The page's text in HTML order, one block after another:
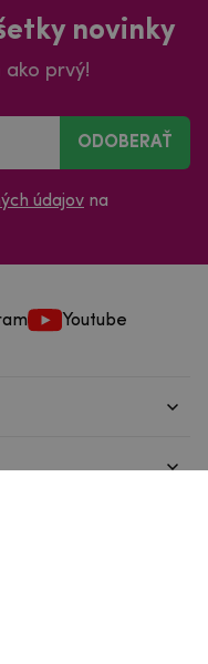
novinky
ako prvý!
ODOBERAŤ
údajov na
Youtube